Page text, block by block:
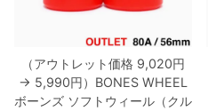
（アウトレット価格 9,020円
→ 5,990円） BONES WHEEL
ボーンズ ソフトウィール（クル